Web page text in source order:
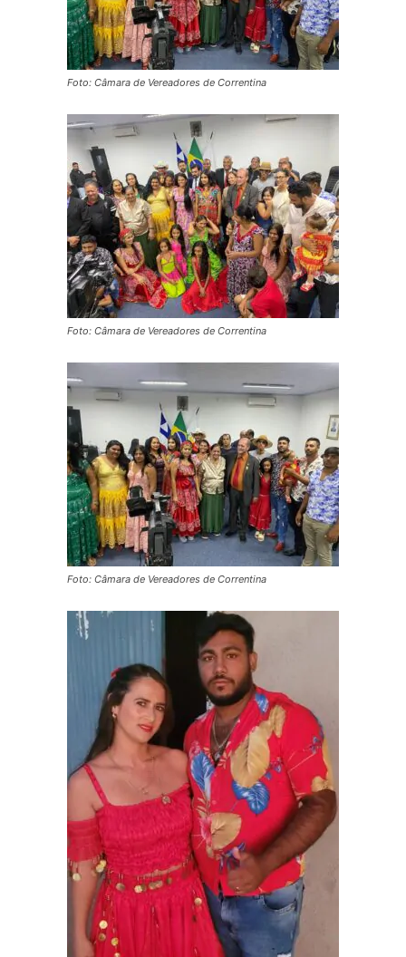
Foto: Câmara de Vereadores de Correntina
Foto: Câmara de Vereadores de Correntina
Foto: Câmara de Vereadores de Correntina